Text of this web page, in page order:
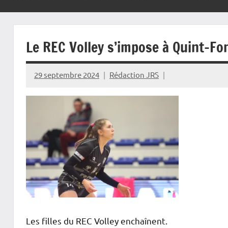
Le REC Volley s’impose à Quint-
29 septembre 2024 Rédaction JRS
Les filles du REC Volley enchaînent.